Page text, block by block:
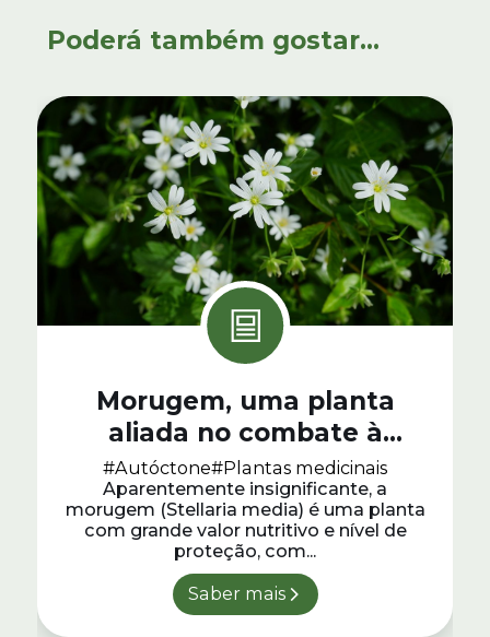
Poderá também gostar...
Morugem, uma planta
aliada no combate à
obesidade
#Autóctone#Plantas medicinais
Aparentemente insignificante, a
morugem (Stellaria media) é uma planta
com grande valor nutritivo e nível de
proteção, com...
Saber mais